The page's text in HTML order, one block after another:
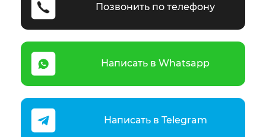
Позвонить по телефону
Написать в Whatsapp
Написать в Telegram